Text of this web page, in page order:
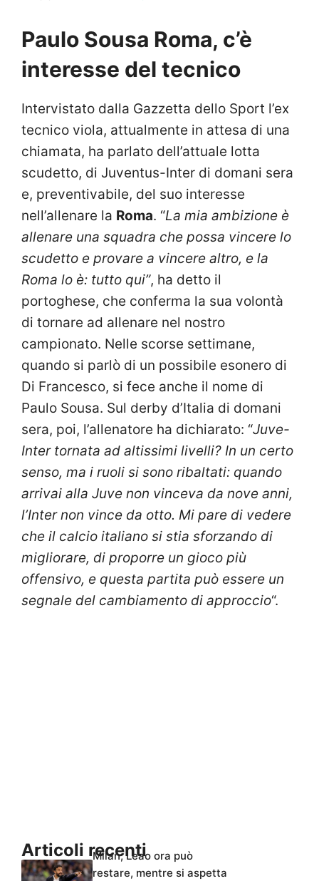
Paulo Sousa Roma, c’è
interesse del tecnico
Intervistato dalla Gazzetta dello Sport l’ex
tecnico viola, attualmente in attesa di una
chiamata, ha parlato dell’attuale lotta
scudetto, di Juventus-Inter di domani sera
e, preventivabile, del suo interesse
nell’allenare la Roma. “La mia ambizione è
allenare una squadra che possa vincere lo
scudetto e provare a vincere altro, e la
Roma lo è: tutto qui”, ha detto il
portoghese, che conferma la sua volontà
di tornare ad allenare nel nostro
campionato. Nelle scorse settimane,
quando si parlò di un possibile esonero di
Di Francesco, si fece anche il nome di
Paulo Sousa. Sul derby d’Italia di domani
sera, poi, l’allenatore ha dichiarato: “Juve-
Inter tornata ad altissimi livelli? In un certo
senso, ma i ruoli si sono ribaltati: quando
arrivai alla Juve non vinceva da nove anni,
l’Inter non vince da otto. Mi pare di vedere
che il calcio italiano si stia sforzando di
migliorare, di proporre un gioco più
offensivo, e questa partita può essere un
segnale del cambiamento di approccio“.
Articoli recenti
Milan, Leao ora può
restare, mentre si aspetta